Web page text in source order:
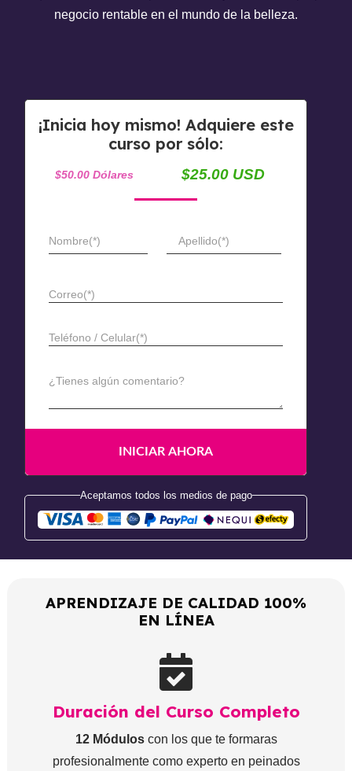
negocio rentable en el mundo de la belleza.
¡Inicia hoy mismo! Adquiere este
curso por sólo:
$50.00 Dólares $25.00 USD
Nombre(*) Apellido(*)
Correo(*)
Teléfono / Celular(*)
¿Tienes algún comentario?
Aceptamos todos los medios de pago
APRENDIZAJE DE CALIDAD 100%
EN LÍNEA
Duración del Curso Completo
12 Móduloscon los que te formaras
profesionalmente como experto en peinados